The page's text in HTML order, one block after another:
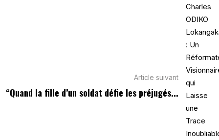
Article suivant
“Quand la fille d’un soldat défie les préjugés...